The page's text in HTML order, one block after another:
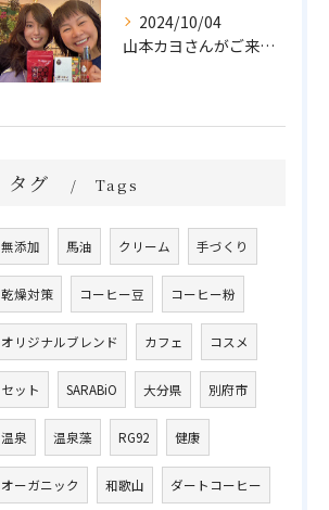
2024/10/04
山本カヨさんがご来店💓
タグ Tags
無添加 馬油 クリーム 手づくり
乾燥対策 コーヒー豆 コーヒー粉
オリジナルブレンド カフェ コスメ
セット SARABiO 大分県 別府市
温泉 温泉藻 RG92 健康
オーガニック 和歌山 ダートコーヒー